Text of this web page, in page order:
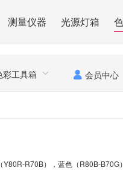
测量仪器 光源灯箱
彩工具箱 会员中心
R70B），蓝色（R80B-